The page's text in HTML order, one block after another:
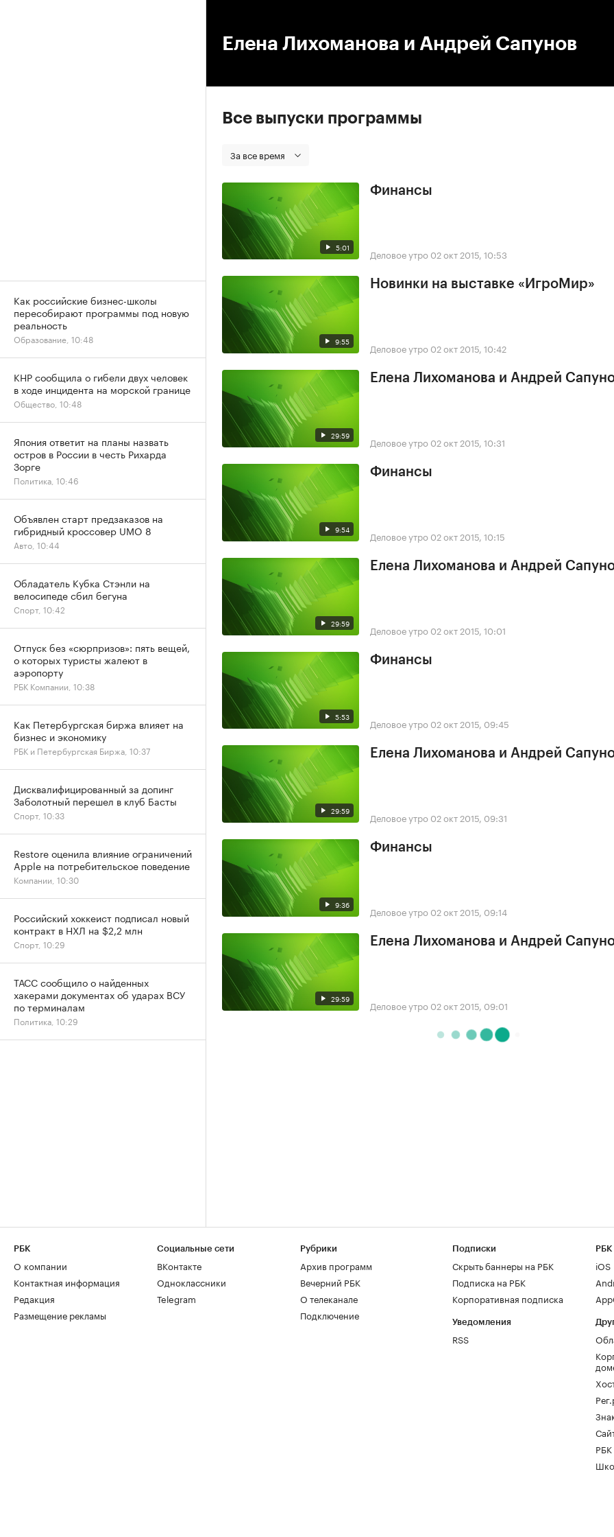
Елена Лихоманова и Андрей Сапунов
Все выпуски программы
За все время
5:01
Финансы
Деловое утро 02 окт 2015, 10:53
9:55
Новинки на выставке «ИгроМир»
Деловое утро 02 окт 2015, 10:42
29:59
Елена Лихоманова и Андрей
Деловое утро 02 окт 2015, 10:31
9:54
Финансы
Деловое утро 02 окт 2015, 10:15
29:59
Елена Лихоманова и Андрей
Деловое утро 02 окт 2015, 10:01
5:53
Финансы
Деловое утро 02 окт 2015, 09:45
29:59
Елена Лихоманова и Андрей
Деловое утро 02 окт 2015, 09:31
9:36
Финансы
Деловое утро 02 окт 2015, 09:14
29:59
Елена Лихоманова и Андрей
Деловое утро 02 окт 2015, 09:01
Как российские бизнес-школы
пересобирают программы под новую
реальность
Образование, 10:48
КНР сообщила о гибели двух человек
в ходе инцидента на морской границе
Общество, 10:48
Япония ответит на планы назвать
остров в России в честь Рихарда
Зорге
Политика, 10:46
Объявлен старт предзаказов на
гибридный кроссовер UMO 8
Авто, 10:44
Обладатель Кубка Стэнли на
велосипеде сбил бегуна
Спорт, 10:42
Отпуск без «сюрпризов»: пять вещей,
о которых туристы жалеют в
аэропорту
РБК Компании, 10:38
Как Петербургская биржа влияет на
бизнес и экономику
РБК и Петербургская Биржа, 10:37
Дисквалифицированный за допинг
Заболотный перешел в клуб Басты
Спорт, 10:33
Restore оценила влияние ограничений
Apple на потребительское поведение
Компании, 10:30
Российский хоккеист подписал новый
контракт в НХЛ на $2,2 млн
Спорт, 10:29
ТАСС сообщило о найденных
хакерами документах об ударах ВСУ
по терминалам
Политика, 10:29
РБК
О компании
Контактная информация
Редакция
Размещение рекламы
Социальные сети
ВКонтакте
Одноклассники
Telegram
Рубрики
Архив программ
Вечерний РБК
О телеканале
Подключение
Подписки
Скрыть баннеры на РБК
Подписка на РБК
Корпоративная подписка
Уведомления
RSS
РБК
iOS